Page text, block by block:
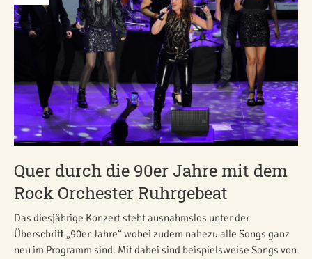
Quer durch die 90er Jahre mit dem
Rock Orchester Ruhrgebeat
Das diesjährige Konzert steht ausnahmslos unter der
Überschrift „90er Jahre“ wobei zudem nahezu alle Songs ganz
neu im Programm sind. Mit dabei sind beispielsweise Songs von